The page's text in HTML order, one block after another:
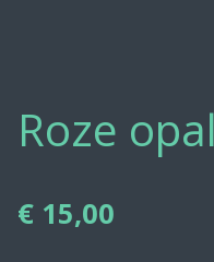
Roze
€ 15,00